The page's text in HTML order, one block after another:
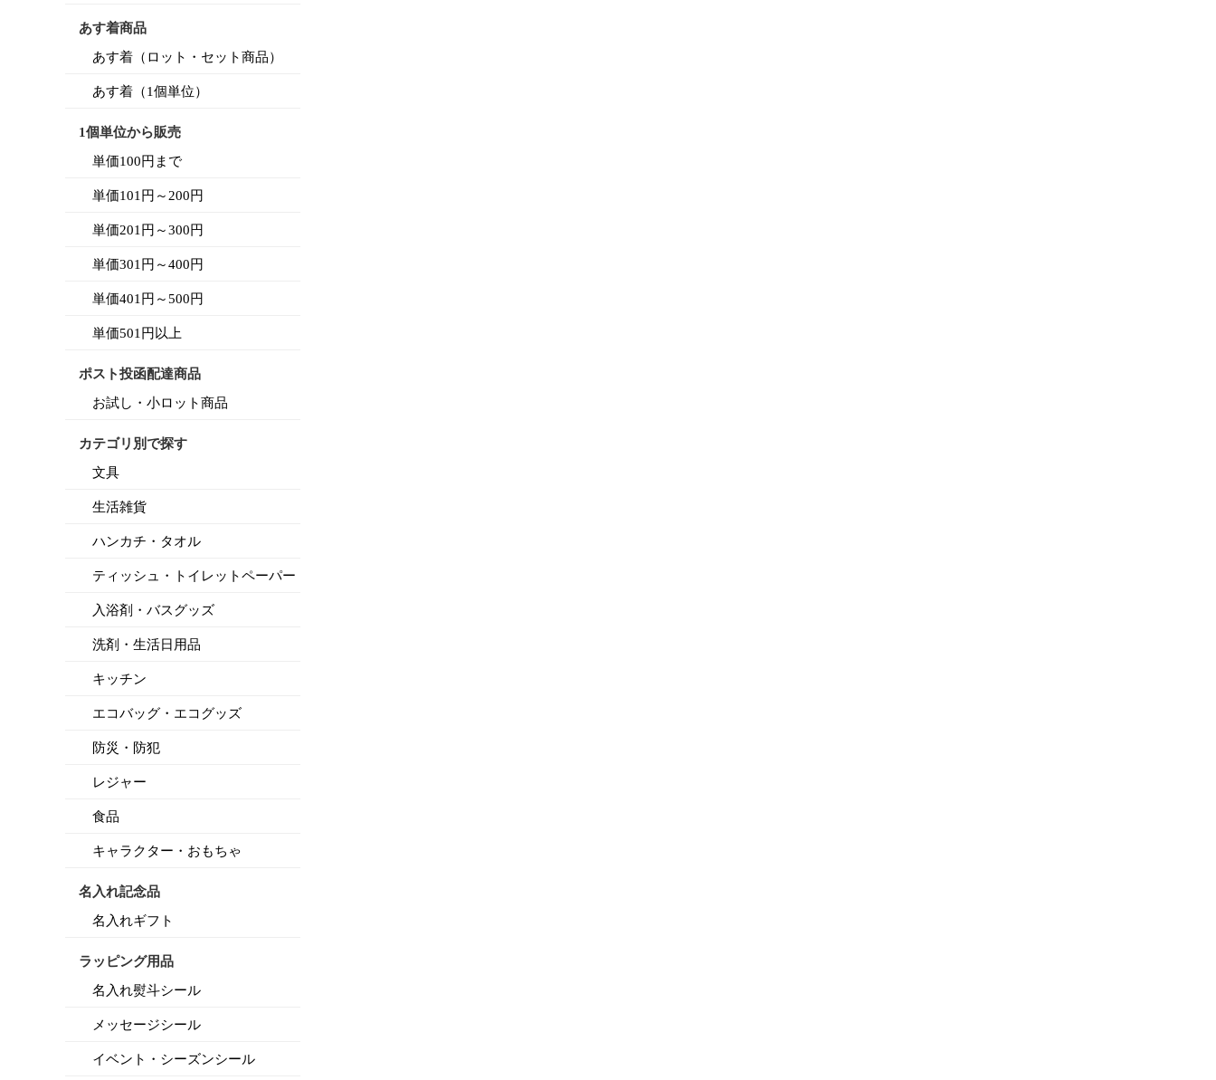
あす着商品
あす着（ロット・セット商品）
あす着（1個単位）
1個単位から販売
単価100円まで
単価101円～200円
単価201円～300円
単価301円～400円
単価401円～500円
単価501円以上
ポスト投函配達商品
お試し・小ロット商品
カテゴリ別で探す
文具
生活雑貨
ハンカチ・タオル
ティッシュ・トイレットペーパー
入浴剤・バスグッズ
洗剤・生活日用品
キッチン
エコバッグ・エコグッズ
防災・防犯
レジャー
食品
キャラクター・おもちゃ
名入れ記念品
名入れギフト
ラッピング用品
名入れ熨斗シール
メッセージシール
イベント・シーズンシール